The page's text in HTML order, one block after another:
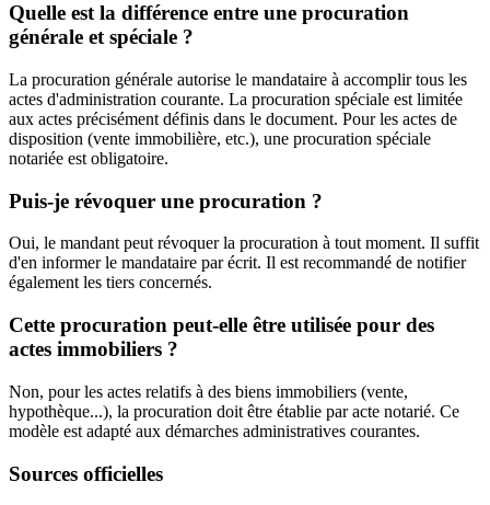
Quelle est la différence entre une procuration
générale et spéciale ?
La procuration générale autorise le mandataire à accomplir tous les
actes d'administration courante. La procuration spéciale est limitée
aux actes précisément définis dans le document. Pour les actes de
disposition (vente immobilière, etc.), une procuration spéciale
notariée est obligatoire.
Puis-je révoquer une procuration ?
Oui, le mandant peut révoquer la procuration à tout moment. Il suffit
d'en informer le mandataire par écrit. Il est recommandé de notifier
également les tiers concernés.
Cette procuration peut-elle être utilisée pour des
actes immobiliers ?
Non, pour les actes relatifs à des biens immobiliers (vente,
hypothèque...), la procuration doit être établie par acte notarié. Ce
modèle est adapté aux démarches administratives courantes.
Sources officielles